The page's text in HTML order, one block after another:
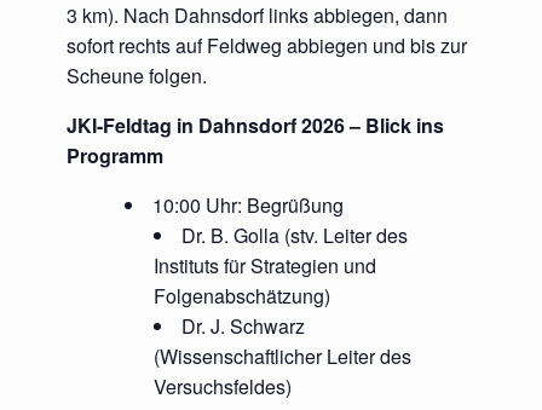
3 km). Nach Dahnsdorf links abbiegen, dann
sofort rechts auf Feldweg abbiegen und bis zur
Scheune folgen.
JKI-Feldtag in Dahnsdorf 2026 – Blick ins
Programm
10:00 Uhr: Begrüßung
Dr. B. Golla (stv. Leiter des
Instituts für Strategien und
Folgenabschätzung)
Dr. J. Schwarz
(Wissenschaftlicher Leiter des
Versuchsfeldes)